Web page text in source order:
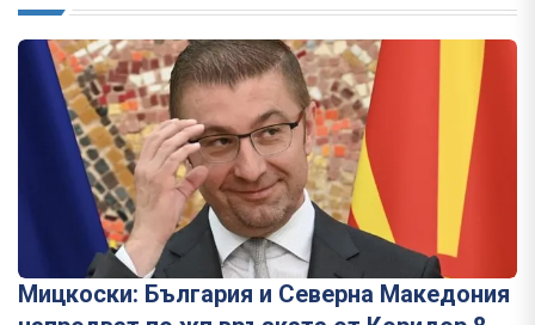
Мицкоски: България и Северна Македония